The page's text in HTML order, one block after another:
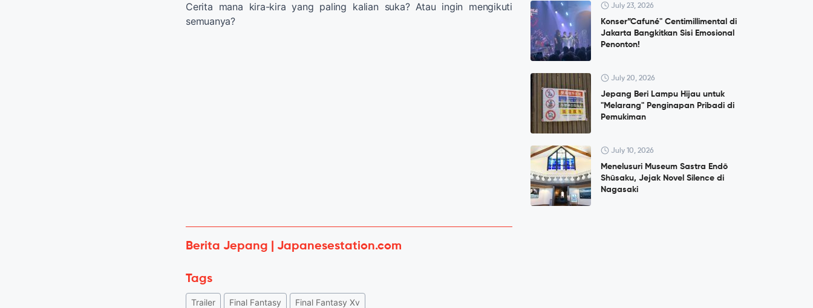
Cerita mana kira-kira yang paling kalian suka? Atau ingin mengikuti
semuanya?
Berita Jepang | Japanesestation.com
Tags
Trailer Final Fantasy Final Fantasy Xv
July 23, 2026
Konser”Cafuné" Centimillimental di
Jakarta Bangkitkan Sisi Emosional
Penonton!
July 20, 2026
Jepang Beri Lampu Hijau untuk
"Melarang" Penginapan Pribadi di
Pemukiman
July 10, 2026
Menelusuri Museum Sastra Endō
Shūsaku, Jejak Novel Silence di
Nagasaki